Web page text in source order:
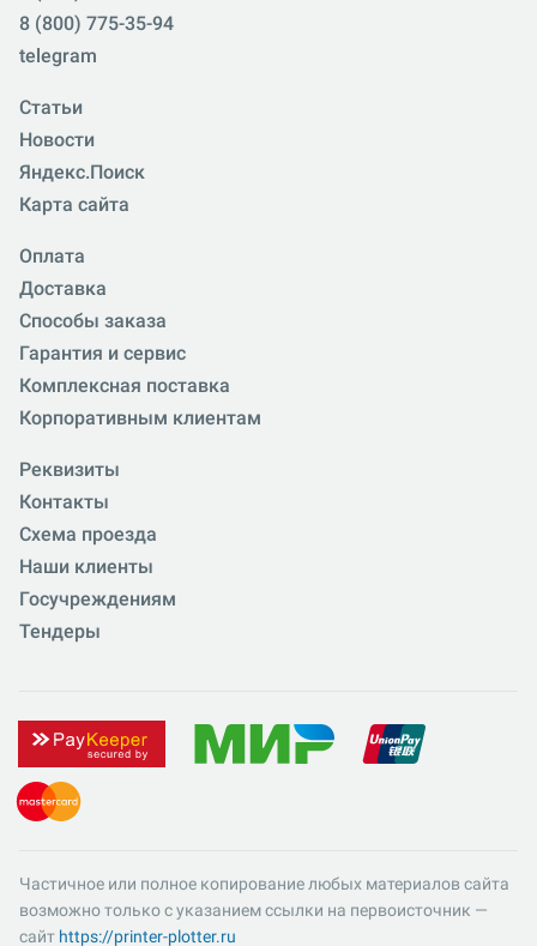
8 (800) 775-35-94
telegram
Статьи
Новости
Яндекс.Поиск
Карта сайта
Оплата
Доставка
Способы заказа
Гарантия и сервис
Комплексная поставка
Корпоративным клиентам
Реквизиты
Контакты
Схема проезда
Наши клиенты
Госучреждениям
Тендеры
Частичное или полное копирование любых материалов сайта
возможно только с указанием ссылки на первоисточник —
сайт https://printer-plotter.ru